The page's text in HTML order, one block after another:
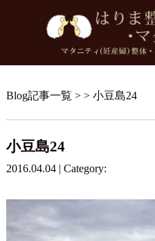
Blog記事一覧 > > 小豆島24
小豆島24
2016.04.04 | Category: